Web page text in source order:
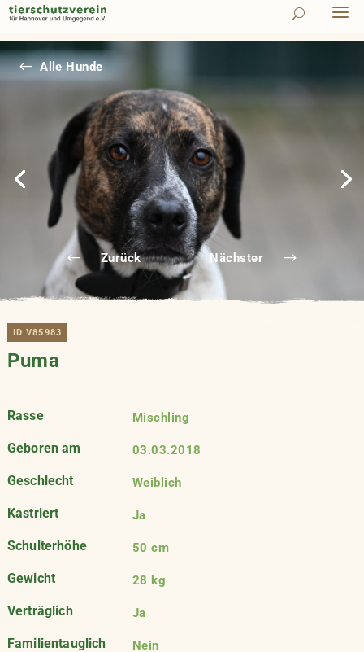
Zurück Nächster
# Alle Hunde
ID V85983
Puma
Rasse Mischling
Geboren am 03.03.2018
Geschlecht Weiblich
Kastriert Ja
Schulterhöhe 50 cm
Gewicht 28 kg
Verträglich Ja
Familientauglich Nein